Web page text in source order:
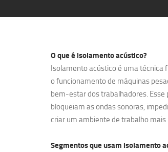
O que é isolamento acústico?
Isolamento acústico é uma técnica
o funcionamento de máquinas
bem-estar dos trabalhadores.
bloqueiam as ondas sonoras,
criar um ambiente de trabalho
Segmentos que usam isolamento